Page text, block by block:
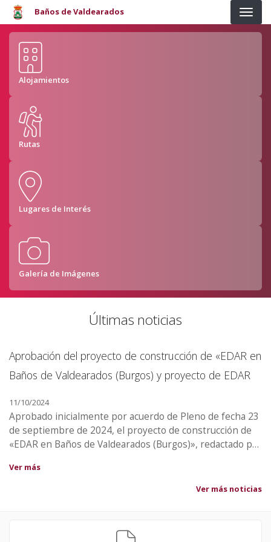
Pasar al contenido principal
Baños de Valdearados
Alojamientos
Rutas
Lugares de Interés
Galería de Imágenes
Últimas noticias
Aprobación del proyecto de construcción de «EDAR en
Baños de Valdearados (Burgos) y proyecto de EDAR
11/10/2024
Aprobado inicialmente por acuerdo de Pleno de fecha 23
de septiembre de 2024, el proyecto de construcción de
«EDAR en Baños de Valdearados (Burgos)», redactado por
Bergado Báscones de la Consultora MGPYO Innova, con
un presupuesto base de licitación de setecientos
somete a información pública por el plazo de veinte días,
Ver más
Ver más noticias